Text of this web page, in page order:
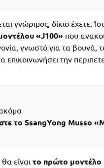
γνώριμος, δίκιο έχετε.
«J100» που
γνωστό για τα βουνά,
επικοινωνήσει την
το SsangYong Musso
είναι το πρώτο μοντέλο